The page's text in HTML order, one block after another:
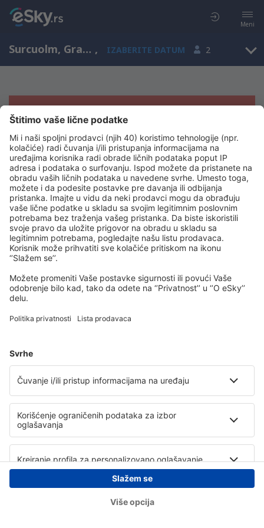
Meni
Surcuolm, Graubunden, Švajcarska , IZABERITE DATUM 2
Žao nam je, ne možemo da prikažemo
rezultate
Pokušajte još jednom kad izaberete druge kriterijume
Copyright © eSky.rs. Sva prava zadržana.